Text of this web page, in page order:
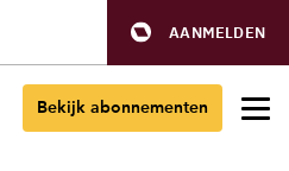
AANMELDEN
Bekijk abonnementen